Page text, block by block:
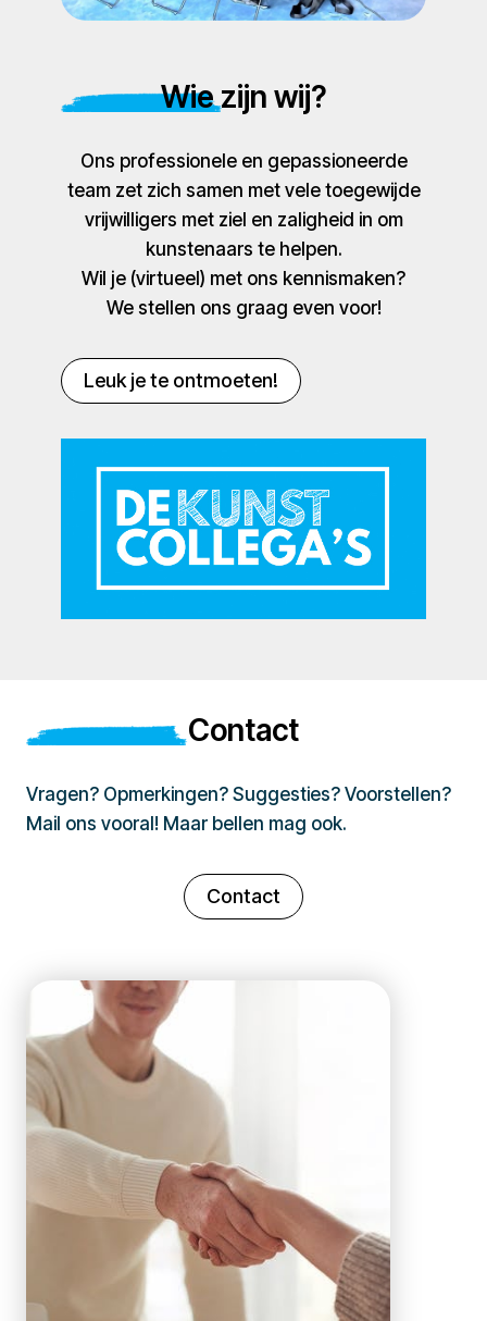
Wie zijn wij?
Ons professionele en gepassioneerde
team zet zich samen met vele toegewijde
vrijwilligers met ziel en zaligheid in om
kunstenaars te helpen.
Wil je (virtueel) met ons kennismaken?
We stellen ons graag even voor!
Leuk je te ontmoeten!
Contact
Vragen? Opmerkingen? Suggesties? Voorstellen?
Mail ons vooral! Maar bellen mag ook.
Contact